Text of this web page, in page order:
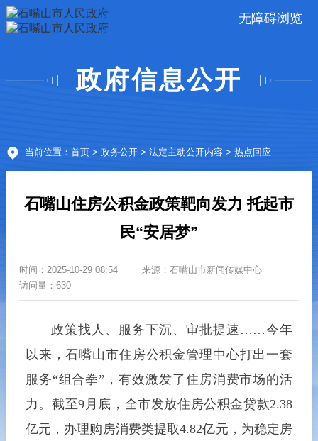
无障碍浏览
政府信息公开
当前位置： 首页> 政务公开> 法定主动公开内容 > 热点回应
石嘴山住房公积金政策靶向发力 托起市
民“安居梦”
时间： 2025-10-29 08:54 来源： 石嘴山市新闻传媒中心
访问量：630
政策找人、服务下沉、审批提速……今年
以来，石嘴山市住房公积金管理中心打出一套
服务“组合拳”，有效激发了住房消费市场的活
力。截至9月底，全市发放住房公积金贷款2.38
亿元，办理购房消费类提取4.82亿元，为稳定房